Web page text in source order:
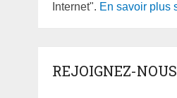
Internet". En savoir plus
REJOIGNEZ-